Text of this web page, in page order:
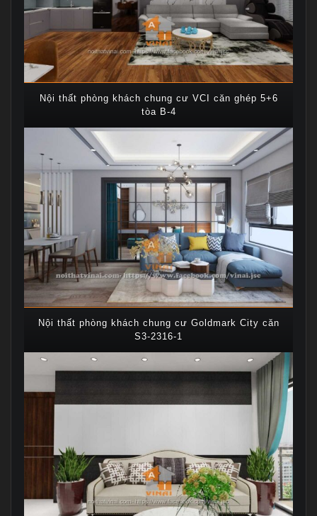
Nội thất phòng khách chung cư VCI căn ghép 5+6
tòa B-4
Nội thất phòng khách chung cư Goldmark City căn
S3-2316-1